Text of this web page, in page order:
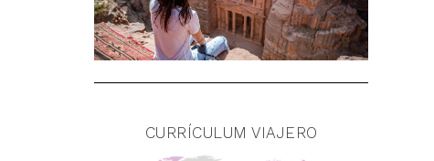
CURRÍCULUM VIAJERO